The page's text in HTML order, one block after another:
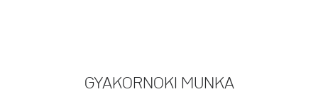
GYAKORNOKI MUNKA